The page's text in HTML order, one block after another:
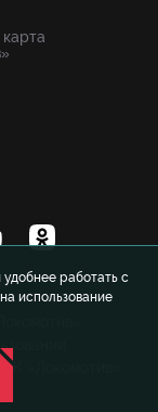
работать с
использование
карта
«Локомотив»